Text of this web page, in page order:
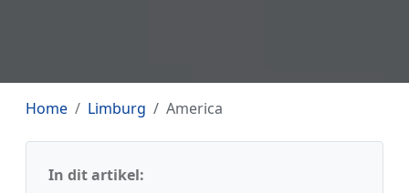
Home Limburg America
In dit artikel: